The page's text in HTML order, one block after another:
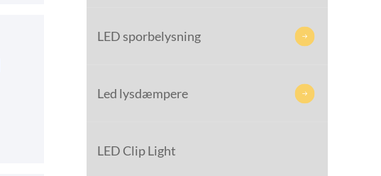
LED sporbelysning 
Led lysdæmpere 
LED Clip Light